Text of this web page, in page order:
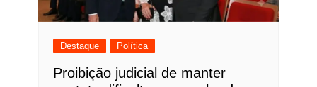
Destaque Política
Proibição judicial de manter